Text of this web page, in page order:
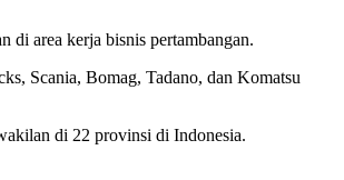
area kerja bisnis pertambangan.
Scania, Bomag, Tadano, dan Komatsu
di 22 provinsi di Indonesia.